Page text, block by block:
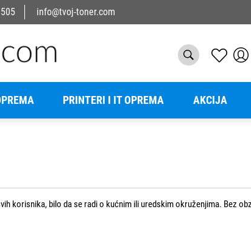
info@tvoj-toner.com
PRINTERI I IT OPREMA AKCIJA
korisnika, bilo da se radi o kućnim ili uredskim okruženjima. Bez